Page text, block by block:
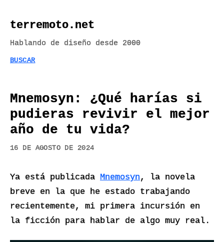
terremoto.net
Hablando de diseño desde 2000
BUSCAR
Mnemosyn: ¿Qué harías si
pudieras revivir el mejor
año de tu vida?
16 DE AGOSTO DE 2024
Ya está publicada Mnemosyn, la novela
breve en la que he estado trabajando
recientemente, mi primera incursión en
la ficción para hablar de algo muy real.